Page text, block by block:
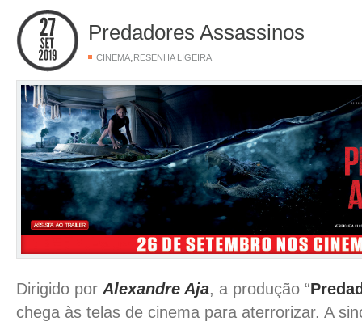
Predadores Assassinos
CINEMA,RESENHA LIGEIRA
Dirigido por Alexandre Aja, a produção “
chega às telas de cinema para aterrorizar. A